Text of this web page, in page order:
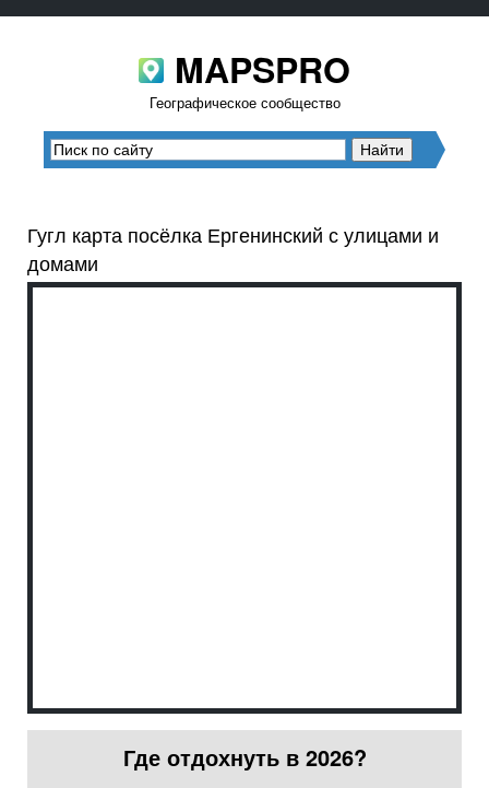
MAPSPRO
Географическое сообщество
Гугл карта посёлка Ергенинский с улицами и
домами
Где отдохнуть в 2026?